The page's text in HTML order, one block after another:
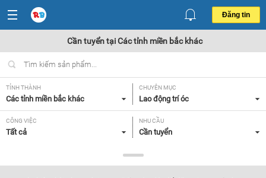
Đăng tin
Cần tuyển tại Các tỉnh miền bắc khác
TỈNH THÀNH
Các tỉnh miền bắc khác
CHUYÊN MỤC
Lao động trí óc
CÔNG VIỆC
Tất cả
NHU CẦU
Cần tuyển
Tất cả